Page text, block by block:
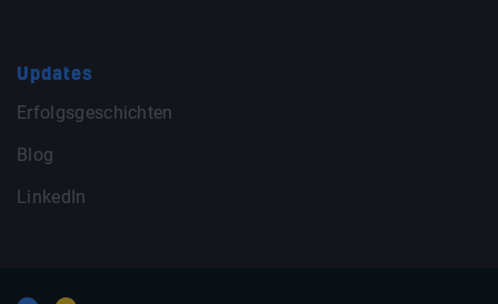
Updates
Erfolgsgeschichten
Blog
LinkedIn